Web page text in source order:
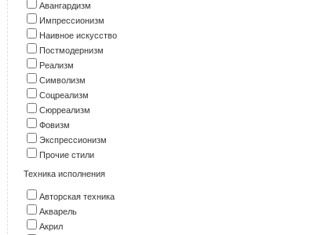
Авангардизм
Импрессионизм
Наивное искусство
Постмодернизм
Реализм
Символизм
Соцреализм
Сюрреализм
Фовизм
Экспрессионизм
Прочие стили
Техника исполнения
Авторская техника
Акварель
Акрил